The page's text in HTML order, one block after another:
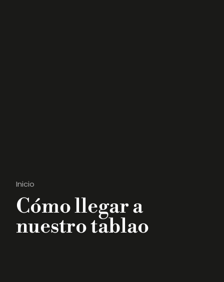
Inicio
Cómo llegar a
nuestro tablao